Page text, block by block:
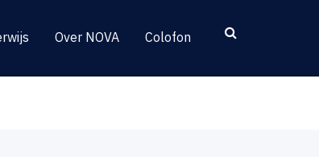
Over NOVA Colofon